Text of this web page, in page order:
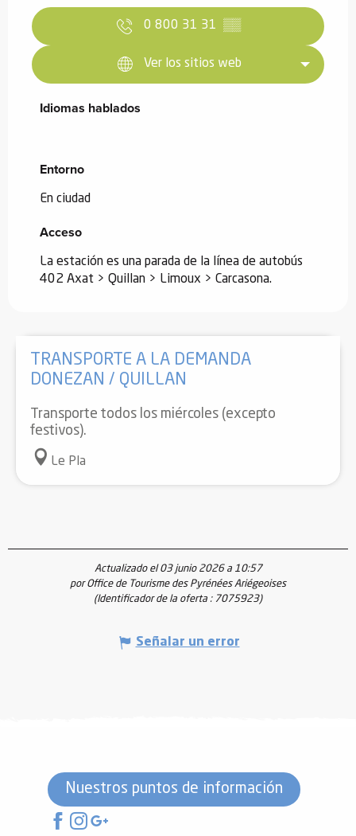
0 800 31 31 ▒▒
Ver los sitios web
Idiomas hablados
Idiomas hablados
Entorno
Entorno
En ciudad
Acceso
Acceso
La estación es una parada de la línea de autobús
402 Axat > Quillan > Limoux > Carcasona.
TRANSPORTE A LA DEMANDA
DONEZAN / QUILLAN
Transporte todos los miércoles (excepto
festivos).
Le Pla
Actualizado el 03 junio 2026 a 10:57
por Office de Tourisme des Pyrénées Ariégeoises
(Identificador de la oferta : 7075923)
Señalar un error
Nuestros puntos de información